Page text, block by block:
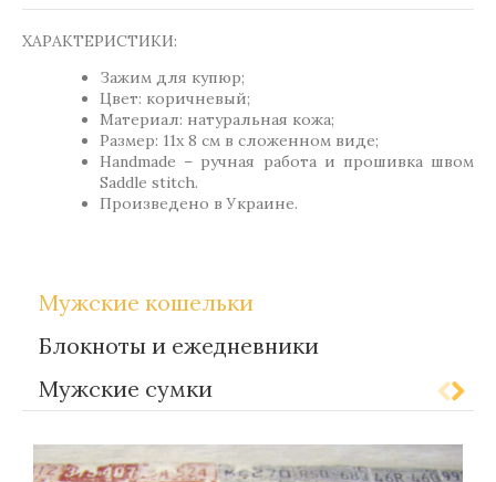
ХАРАКТЕРИСТИКИ:
Зажим для купюр;
Цвет: коричневый;
Материал: натуральная кожа;
Размер: 11х 8 см в сложенном виде;
Handmade – ручная работа и прошивка швом
Saddle stitch.
Произведено в Украине.
Мужские кошельки
Блокноты и ежедневники
Мужские сумки